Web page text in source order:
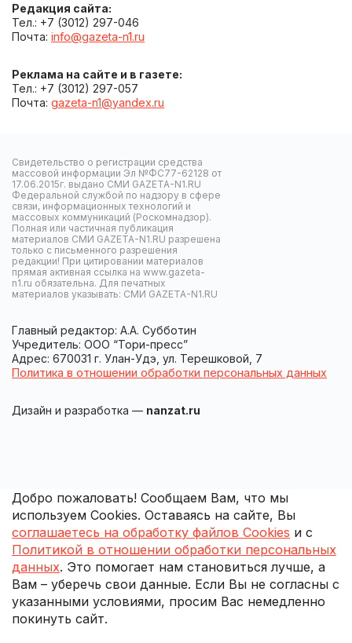
Редакция сайта:
Тел.: +7 (3012) 297-046
Почта: info@gazeta-n1.ru
Реклама на сайте и в газете:
Тел.: +7 (3012) 297-057
Почта: gazeta-n1@yandex.ru
Свидетельство о регистрации средства
массовой информации Эл №ФС77-62128 от
17.06.2015г. выдано СМИ GAZETA-N1.RU
Федеральной службой по надзору в сфере
связи, информационных технологий и
массовых коммуникаций (Роскомнадзор).
Полная или частичная публикация
материалов СМИ GAZETA-N1.RU разрешена
только с письменного разрешения
редакции! При цитировании материалов
прямая активная ссылка на www.gazeta-
n1.ru обязательна. Для печатных
материалов указывать: СМИ GAZETA-N1.RU
Главный редактор: А.А. Субботин
Учредитель: ООО “Тори-пресс”
Адрес: 670031 г. Улан-Удэ, ул. Терешковой, 7
Политика в отношении обработки персональных данных
Дизайн и разработка — nanzat.ru
Добро пожаловать! Сообщаем Вам, что мы
используем Cookies. Оставаясь на сайте, Вы
соглашаетесь на обработку файлов Cookies и с
Политикой в отношении обработки персональных
данных. Это помогает нам становиться лучше, а
Вам – уберечь свои данные. Если Вы не согласны с
указанными условиями, просим Вас немедленно
покинуть сайт.